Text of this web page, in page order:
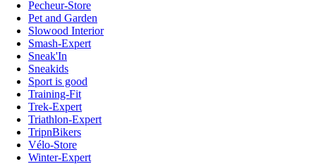
Pecheur-Store
Pet and Garden
Slowood Interior
Smash-Expert
Sneak'In
Sneakids
Sport is good
Training-Fit
Trek-Expert
Triathlon-Expert
TripnBikers
Vélo-Store
Winter-Expert